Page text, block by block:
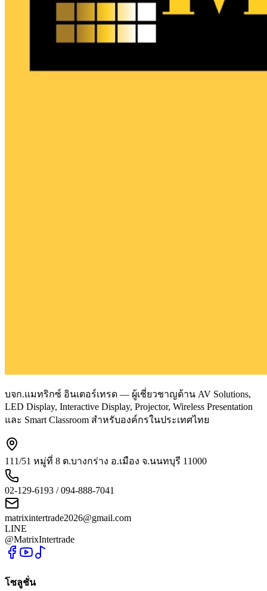
บจก.แมทริกซ์ อินเตอร์เทรด — ผู้เชี่ยวชาญด้าน AV Solutions,
LED Display, Interactive Display, Projector, Wireless Presentation
และ Smart Classroom สำหรับองค์กรในประเทศไทย
111/51 หมู่ที่ 8 ต.บางกร่าง อ.เมือง จ.นนทบุรี 11000
02-129-6193 / 094-888-7041
matrixintertrade2026@gmail.com
LINE
@MatrixIntertrade
โซลูชั่น